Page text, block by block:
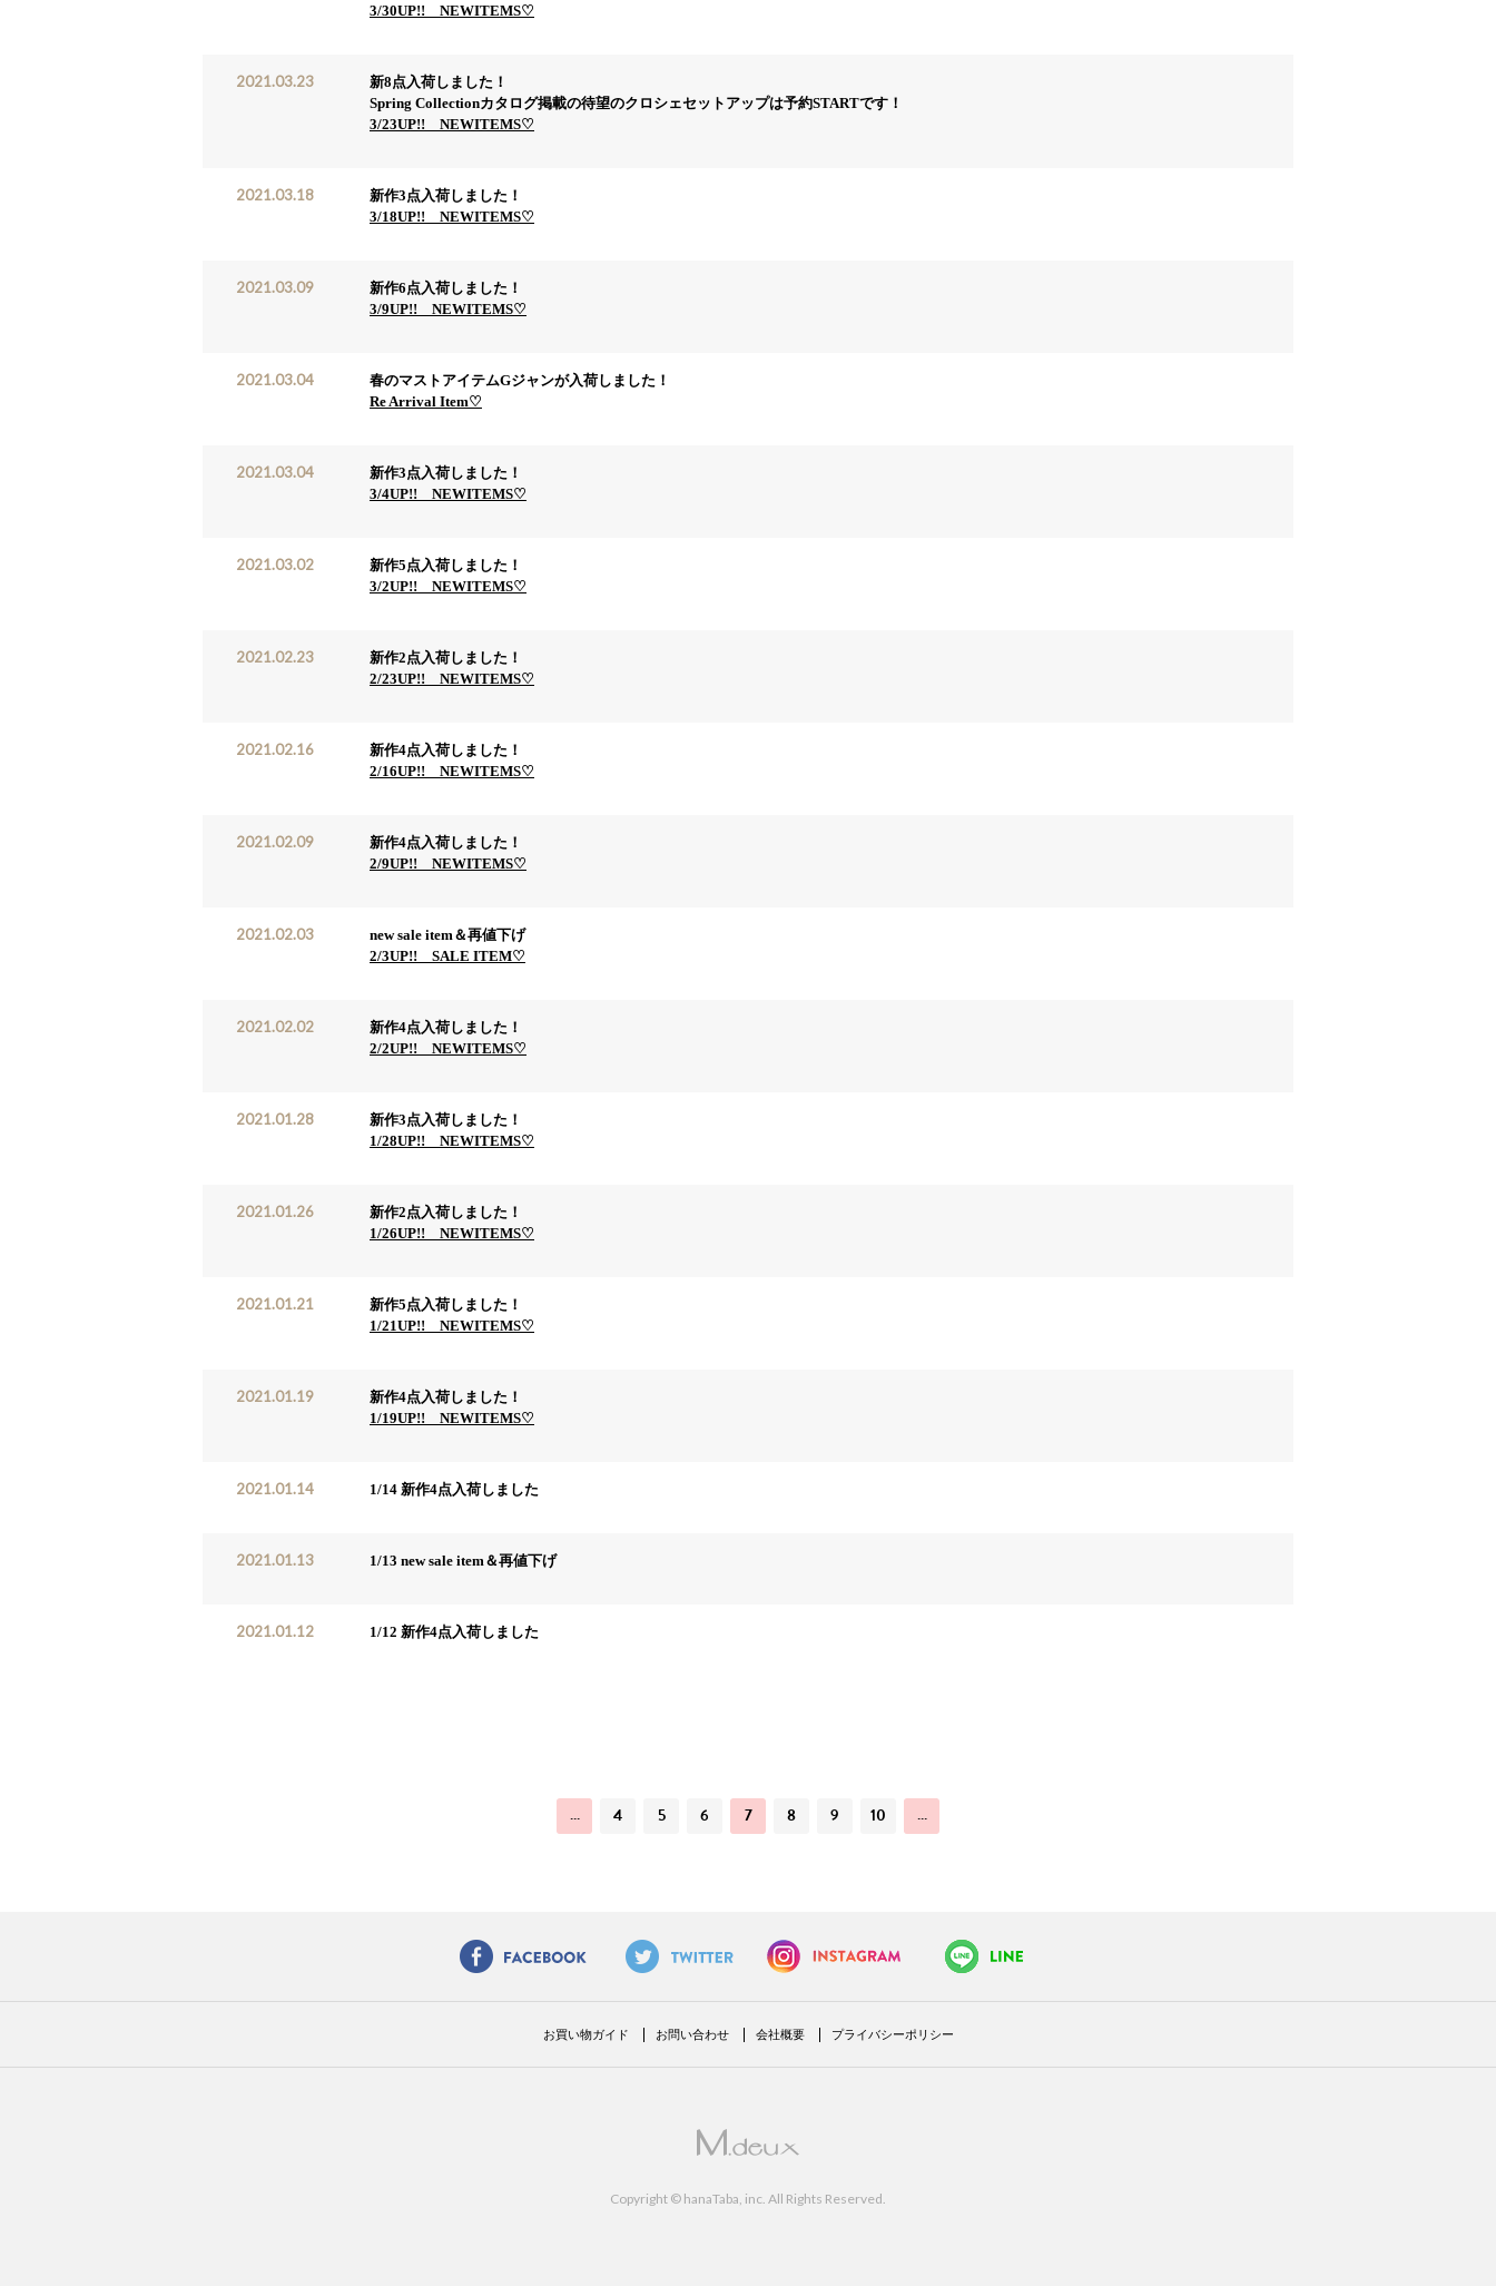
3/30UP!! NEWITEMS♡
2021.03.23
新8点入荷しました！
Spring Collectionカタログ掲載の待望のクロシェセットアップは予約STARTです！
3/23UP!! NEWITEMS♡
2021.03.18
新作3点入荷しました！
3/18UP!! NEWITEMS♡
2021.03.09
新作6点入荷しました！
3/9UP!! NEWITEMS♡
2021.03.04
春のマストアイテムGジャンが入荷しました！
Re Arrival Item♡
2021.03.04
新作3点入荷しました！
3/4UP!! NEWITEMS♡
2021.03.02
新作5点入荷しました！
3/2UP!! NEWITEMS♡
2021.02.23
新作2点入荷しました！
2/23UP!! NEWITEMS♡
2021.02.16
新作4点入荷しました！
2/16UP!! NEWITEMS♡
2021.02.09
新作4点入荷しました！
2/9UP!! NEWITEMS♡
2021.02.03
new sale item＆再値下げ
2/3UP!! SALE ITEM♡
2021.02.02
新作4点入荷しました！
2/2UP!! NEWITEMS♡
2021.01.28
新作3点入荷しました！
1/28UP!! NEWITEMS♡
2021.01.26
新作2点入荷しました！
1/26UP!! NEWITEMS♡
2021.01.21
新作5点入荷しました！
1/21UP!! NEWITEMS♡
2021.01.19
新作4点入荷しました！
1/19UP!! NEWITEMS♡
2021.01.14 1/14 新作4点入荷しました
2021.01.13 1/13 new sale item＆再値下げ
2021.01.12 1/12 新作4点入荷しました
… 4 5 6 7 8 9 10 …
お買い物ガイド お問い合わせ 会社概要 プライバシーポリシー
Copyright © hanaTaba, inc. All Rights Reserved.